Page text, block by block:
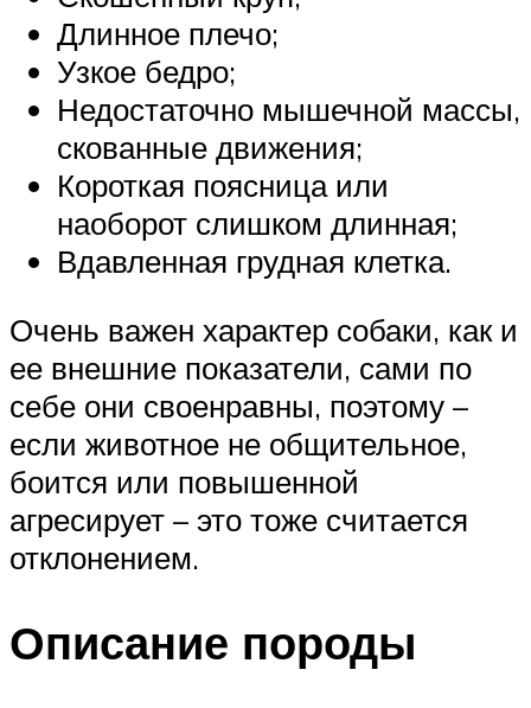
Длинное плечо;
Узкое бедро;
Недостаточно мышечной массы,
скованные движения;
Короткая поясница или
наоборот слишком длинная;
Вдавленная грудная клетка.
Очень важен характер собаки, как и
ее внешние показатели, сами по
себе они своенравны, поэтому –
если животное не общительное,
боится или повышенной
агресирует – это тоже считается
отклонением.
Описание породы